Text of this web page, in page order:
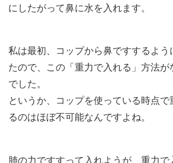
にしたがって鼻に水を入れます。
私は最初、コップから鼻ですするよう
たので、この「重力で入れる」方法が
でした。
というか、コップを使っている時点
るのはほぼ不可能なんですよね。
肺の力ですすって入れようが、重力で